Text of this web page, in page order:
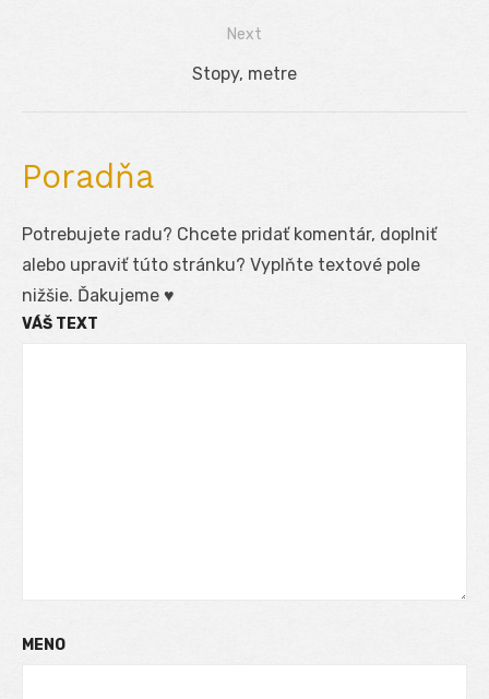
Next
Next
Stopy, metre
Poradňa
Potrebujete radu? Chcete pridať komentár, doplniť
alebo upraviť túto stránku? Vyplňte textové pole
nižšie. Ďakujeme ♥
VÁŠ TEXT
MENO